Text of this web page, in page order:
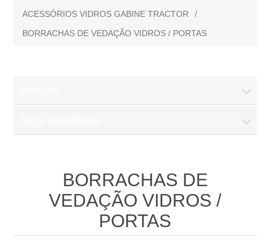
ACESSÓRIOS VIDROS GABINE TRACTOR
/
BORRACHAS DE VEDAÇÃO VIDROS / PORTAS
BORRACHAS DE
VEDAÇÃO VIDROS /
PORTAS